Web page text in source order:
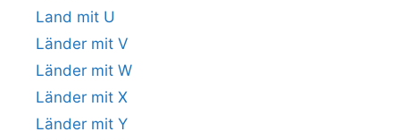
Land mit U
Länder mit V
Länder mit W
Länder mit X
Länder mit Y